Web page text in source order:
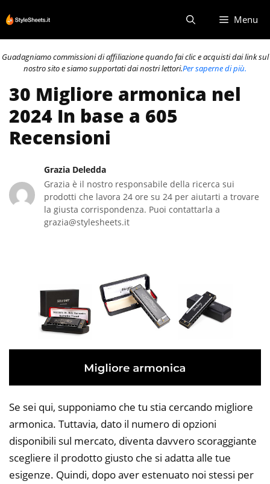
al
contenuto
Menu
Guadagniamo commissioni di affiliazione quando fai clic e acquisti dai link sul
nostro sito e siamo supportati dai nostri lettori.Per saperne di più.
30 Migliore armonica nel
2024 In base a 605
Recensioni
Grazia Deledda
Grazia è il nostro responsabile della ricerca sui
prodotti che lavora 24 ore su 24 per aiutarti a trovare
la giusta corrispondenza. Puoi contattarla a
grazia@stylesheets.it
Se sei qui, supponiamo che tu stia cercando migliore
armonica. Tuttavia, dato il numero di opzioni
disponibili sul mercato, diventa davvero scoraggiante
scegliere il prodotto giusto che si adatta alle tue
esigenze. Quindi, dopo aver estenuato noi stessi per